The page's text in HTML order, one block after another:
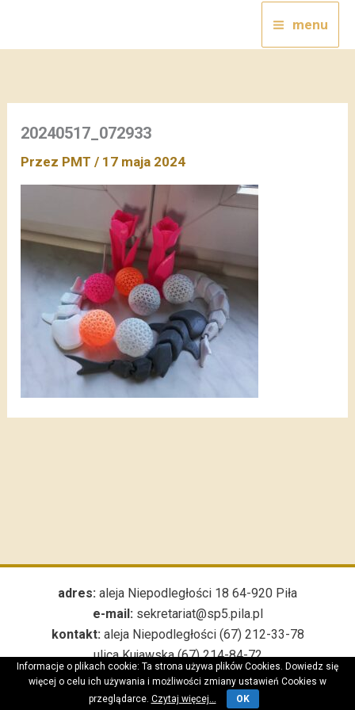
menu
20240517_072933
Przez PMT/ 17 maja 2024
adres: aleja Niepodległości 18 64-920 Piła
e-mail: sekretariat@sp5.pila.pl
kontakt: aleja Niepodległości (67) 212-33-78
ulica Kujawska (67) 214-84-72
***
Informacje o plikach cookie: Ta strona używa plików Cookies. Dowiedz się
więcej o celu ich używania i możliwości zmiany ustawień Cookies w
przeglądarce. Czytaj więcej... OK